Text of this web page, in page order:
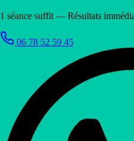
1 séance suffit — Résultats
06 78 52 59 45